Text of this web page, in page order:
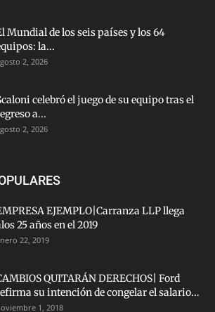
Mundial de los seis países y los 64
la...
2, 2026
celebró el juego de su equipo tras el
a...
2, 2026
EJEMPLO|Carranza LLP llega
25 años en el 2019
22, 2019
QUITARÁN DERECHOS| Ford
su intención de congelar el salario...
1, 2018